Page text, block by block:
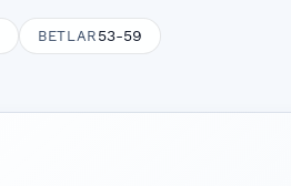
BETLAR 53-59